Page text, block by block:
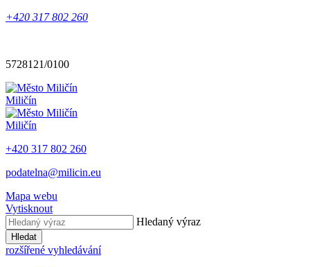
+420 317 802 260
5728121/0100
Miličín
Miličín
+420 317 802 260
podatelna@milicin.eu
Mapa webu
Vytisknout
Hledaný výraz
Hledat
rozšířené vyhledávání